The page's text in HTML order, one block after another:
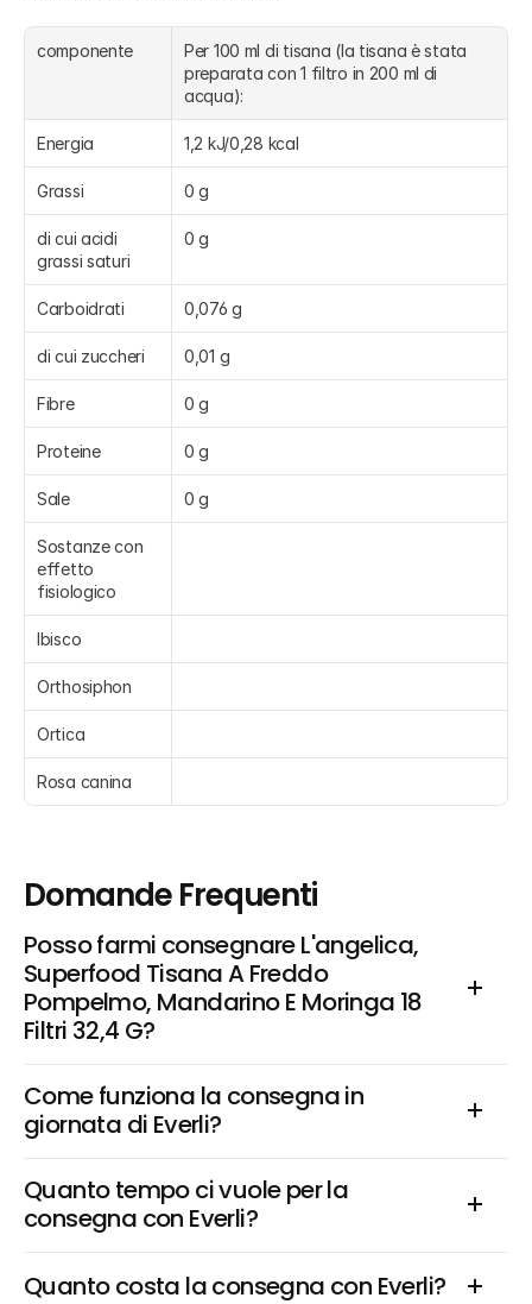
componente
Per 100 ml di tisana (la tisana è stata
preparata con 1 filtro in 200 ml di
acqua):
Energia 1,2 kJ/0,28 kcal
Grassi 0 g
di cui acidi
grassi saturi
0 g
Carboidrati 0,076 g
di cui zuccheri 0,01 g
Fibre 0 g
Proteine 0 g
Sale 0 g
Sostanze con
effetto
fisiologico
Ibisco
Orthosiphon
Ortica
Rosa canina
Domande Frequenti
Posso farmi consegnare L'angelica,
Superfood Tisana A Freddo
Pompelmo, Mandarino E Moringa 18
Filtri 32,4 G?
Come funziona la consegna in
giornata di Everli?
Quanto tempo ci vuole per la
consegna con Everli?
Quanto costa la consegna con Everli?